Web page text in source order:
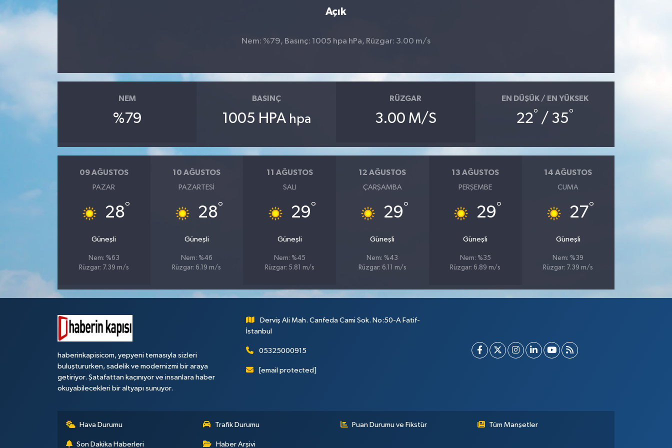
Açık
Nem: %79, Basınç: 1005 hpa hPa, Rüzgar: 3.00 m/s
NEM
%79
BASINÇ
1005 HPA hpa
RÜZGAR
3.00 M/S
EN DÜŞÜK / EN YÜKSEK
22° / 35°
09 AĞUSTOS
PAZAR
28°
Güneşli
Nem: %63
Rüzgar: 7.39 m/s
10 AĞUSTOS
PAZARTESI
28°
Güneşli
Nem: %46
Rüzgar: 6.19 m/s
11 AĞUSTOS
SALI
29°
Güneşli
Nem: %45
Rüzgar: 5.81 m/s
12 AĞUSTOS
ÇARŞAMBA
29°
Güneşli
Nem: %43
Rüzgar: 6.11 m/s
13 AĞUSTOS
PERŞEMBE
29°
Güneşli
Nem: %35
Rüzgar: 6.89 m/s
14 AĞUSTOS
CUMA
27°
Güneşli
Nem: %39
Rüzgar: 7.39 m/s
haberinkapisicom, yepyeni temasıyla sizleri
buluştururken, sadelik ve modernizmi bir araya
getiriyor. Şatafattan kaçınıyor ve insanlara haber
okuyabilecekleri bir altyapı sunuyor.
Derviş Ali Mah. Canfeda Cami Sok. No:50-A Fatif-
İstanbul
05325000915
[email protected]
Hava Durumu Trafik Durumu Puan Durumu ve Fikstür Tüm Manşetler
Son Dakika Haberleri Haber Arşivi
ÖZEL HABER
YAŞAM VE ÇEVRE